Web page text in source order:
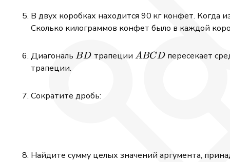
В двух коробках находится 90 кг конфет. Когда
Сколько килограммов конфет было в каждой
Диагональ BD
BD трапеции ABCD
ABCD пересекает
трапеции.
Сократите дробь:
Найдите сумму целых значений аргумента,